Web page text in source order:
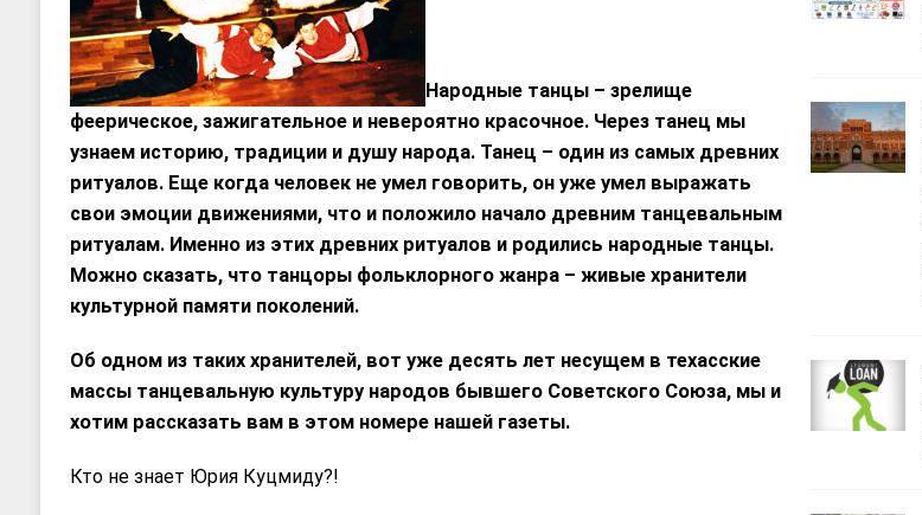
Народные танцы – зрелище
феерическое, зажигательное и невероятно красочное. Через танец мы
узнаем историю, традиции и душу народа. Танец – один из самых древних
ритуалов. Еще когда человек не умел говорить, он уже умел выражать
свои эмоции движениями, что и положило начало древним танцевальным
ритуалам. Именно из этих древних ритуалов и родились народные танцы.
Можно сказать, что танцоры фольклорного жанра – живые хранители
культурной памяти поколений.
Об одном из таких хранителей, вот уже десять лет несущем в техасские
массы танцевальную культуру народов бывшего Советского Союза, мы и
хотим рассказать вам в этом номере нашей газеты.
Кто не знает Юрия Куцмиду?!